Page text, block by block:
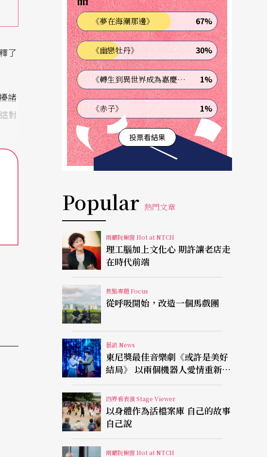
了
諸
對
《夢在海潮那邊》 67%
《幽戀牡丹》 30%
《轉生到異世界成為嘉慶君—發現我的祖先是詐騙集團!?》 1%
《赤子》 1%
投票看結果
Popular 熱門文章
兩廳院櫥窗 Hot at NTCH
理工腦加上文化心 期許讓老店走
在時代前端
焦點專題 Focus
從呼吸開始，改造一個馬戲團
藝訊 News
東尼獎最佳音樂劇《或許是美好
結局》 以兩個機器人愛情重新凝
視有限人生
四界看表演 Stage Viewer
以身體作為活檔案庫 自己的故事
自己說
兩廳院櫥窗 Hot at NTCH